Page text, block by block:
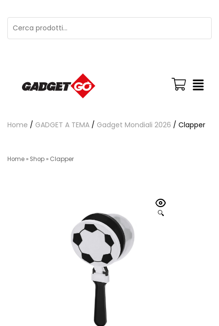
Home / GADGET A TEMA / Gadget Mondiali 2026 / Clapper
Home » Shop » Clapper
🔍